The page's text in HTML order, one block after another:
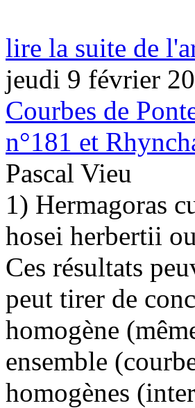
lire la suite de
jeudi 9 février
Courbes de
n°181 et
Pascal Vieu
1) Hermagoras
hosei herbertii
Ces résultats
peut tirer de
homogène
ensemble
homogènes